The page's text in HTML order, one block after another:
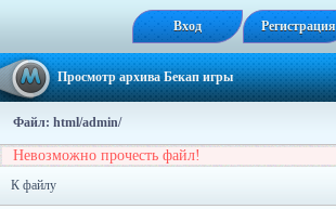
Вход Регистрация
Просмотр архива Бекап игры
Файл: html/admin/
Невозможно прочесть файл!
К файлу